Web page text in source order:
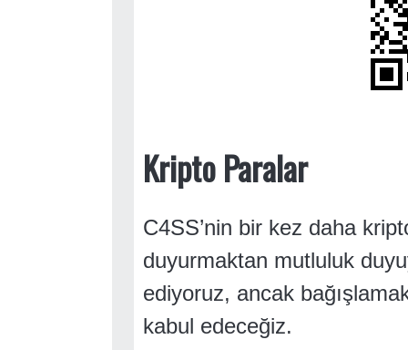
Kripto Paralar
C4SS’nin bir kez daha
duyurmaktan mutluluk
ediyoruz, ancak
kabul edeceğiz.